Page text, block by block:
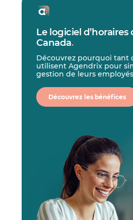
Le logiciel d’horaires
Canada.
Découvrez pourquoi tant
utilisent Agendrix pour
gestion de leurs
Découvrez les bénéfices